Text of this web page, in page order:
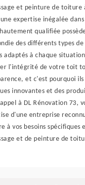
et peinture de toiture
expertise inégalée
qualifiée
des différents types
adaptés à chaque
l'intégrité de votre toit
et c'est pourquoi
innovantes et des
à DL Rénovation 73,
d'une entreprise
à vos besoins spécifiques
et de peinture de